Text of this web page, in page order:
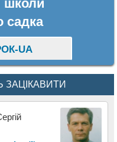
школи
садка
UA